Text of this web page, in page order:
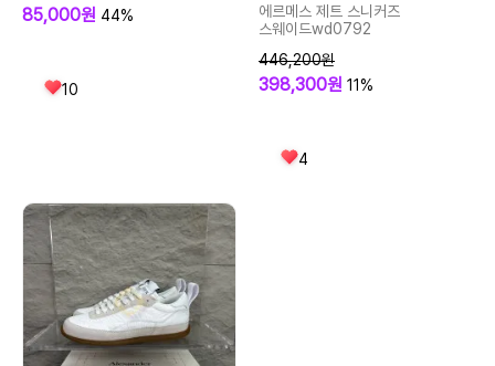
85,000원 44%
10
에르메스 제트 스니커즈
스웨이드wd0792
446,200원
398,300원 11%
4